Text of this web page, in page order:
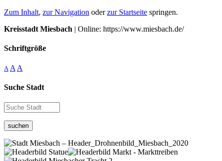
Zum Inhalt, zur Navigation oderzur Startseite springen.
Kreisstadt Miesbach | Online: https://www.miesbach.de/
Schriftgröße
A A A
Suche Stadt
suchen